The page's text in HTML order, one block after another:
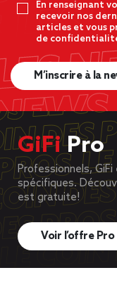
En renseignant
recevoir nos
articles et vous
de
M’inscrire à la
GiFiPro
Professionnels,
spécifiques.
est gratuite!
Voir l’offre Pro